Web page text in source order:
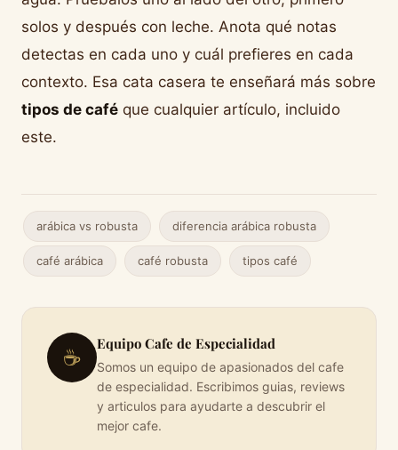
solos y después con leche. Anota qué notas
detectas en cada uno y cuál prefieres en cada
contexto. Esa cata casera te enseñará más sobre
tipos de café que cualquier artículo, incluido
este.
arábica vs robusta diferencia arábica robusta
café arábica café robusta tipos café
☕
Equipo Cafe de Especialidad
Somos un equipo de apasionados del cafe
de especialidad. Escribimos guias, reviews
y articulos para ayudarte a descubrir el
mejor cafe.